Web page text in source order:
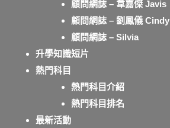
顧問網誌 – 韋嘉傑 Javis
顧問網誌 – 劉鳳儀 Cindy
顧問網誌 – Silvia
升學知識短片
熱門科目
熱門科目介紹
熱門科目排名
最新活動